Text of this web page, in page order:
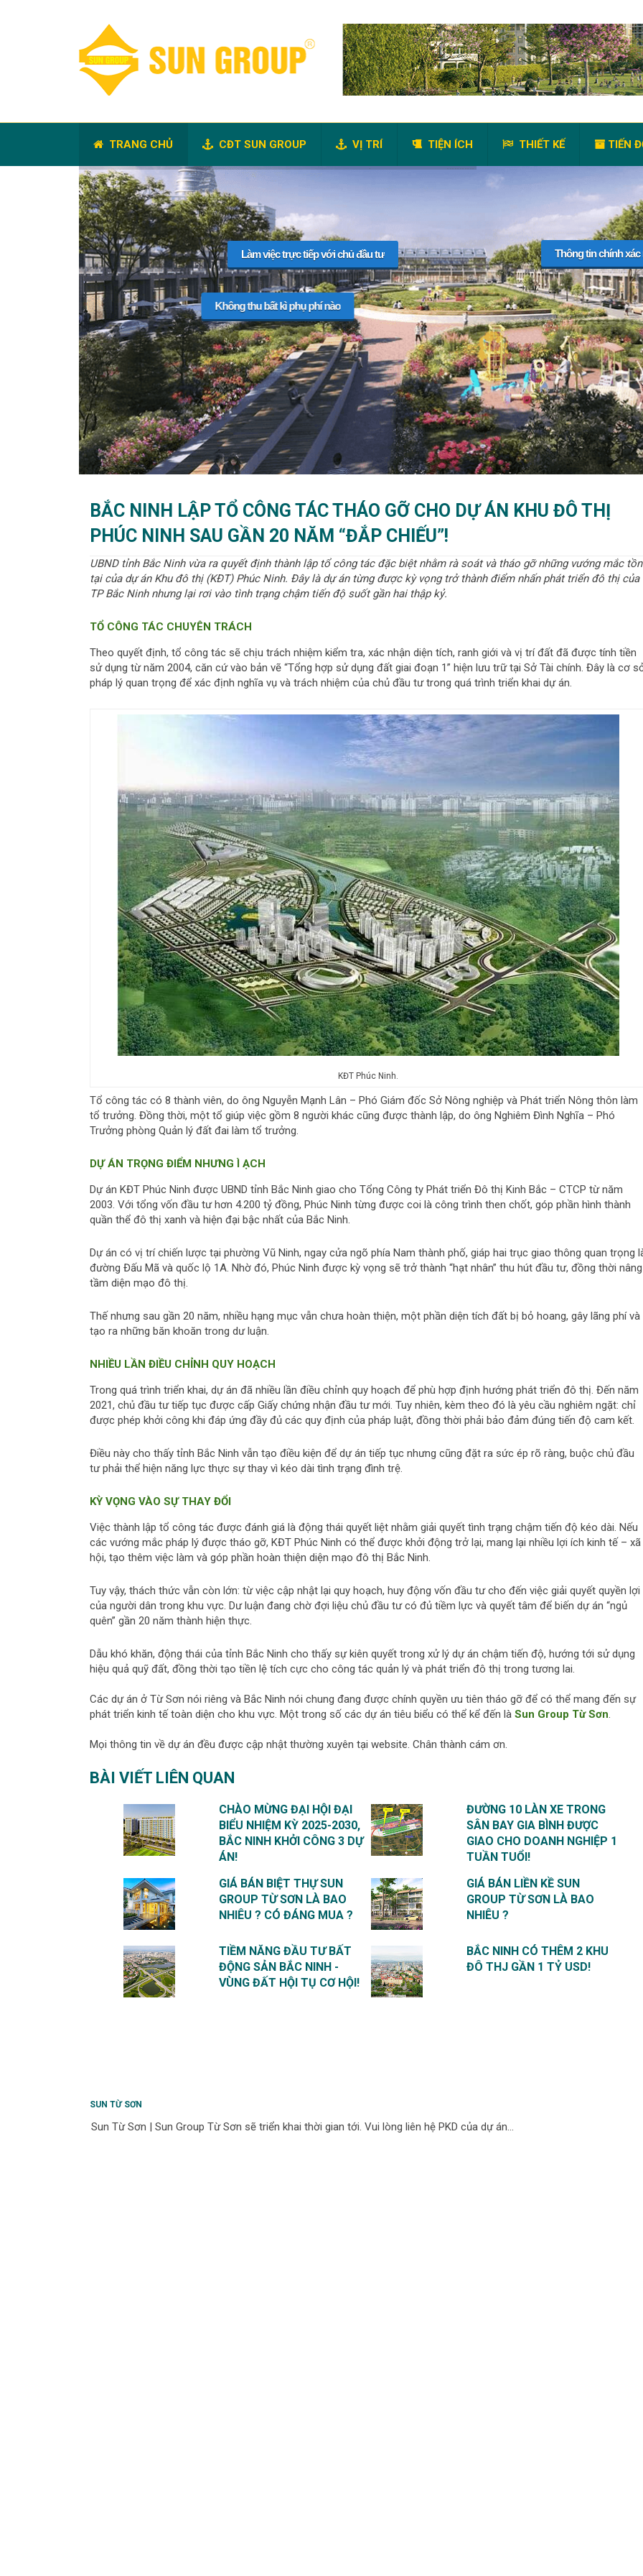
TRANG CHỦ CĐT SUN GROUP VỊ TRÍ TIỆN ÍCH THIẾT KẾ TIẾN
Làm việc trực tiếp với chủ đầu tư Thông tin chính xác
Không thu bất kì phụ phí nào
BẮC NINH LẬP TỔ CÔNG TÁC THÁO GỠ CHO DỰ ÁN KHU ĐÔ THỊ
PHÚC NINH SAU GẦN 20 NĂM “ĐẮP CHIẾU”!
UBND tỉnh Bắc Ninh vừa ra quyết định thành lập tổ công tác đặc biệt nhằm rà soát và tháo gỡ những vướng mắc tồn
tại của dự án Khu đô thị (KĐT) Phúc Ninh. Đây là dự án từng được kỳ vọng trở thành điểm nhấn phát triển đô thị của
TP Bắc Ninh nhưng lại rơi vào tình trạng chậm tiến độ suốt gần hai thập kỷ.
TỔ CÔNG TÁC CHUYÊN TRÁCH
Theo quyết định, tổ công tác sẽ chịu trách nhiệm kiểm tra, xác nhận diện tích, ranh giới và vị trí đất đã được tính tiền
sử dụng từ năm 2004, căn cứ vào bản vẽ “Tổng hợp sử dụng đất giai đoạn 1” hiện lưu trữ tại Sở Tài chính. Đây là cơ
pháp lý quan trọng để xác định nghĩa vụ và trách nhiệm của chủ đầu tư trong quá trình triển khai dự án.
KĐT Phúc Ninh.
Tổ công tác có 8 thành viên, do ông Nguyễn Mạnh Lân – Phó Giám đốc Sở Nông nghiệp và Phát triển Nông thôn làm
tổ trưởng. Đồng thời, một tổ giúp việc gồm 8 người khác cũng được thành lập, do ông Nghiêm Đình Nghĩa – Phó
Trưởng phòng Quản lý đất đai làm tổ trưởng.
DỰ ÁN TRỌNG ĐIỂM NHƯNG Ì ẠCH
Dự án KĐT Phúc Ninh được UBND tỉnh Bắc Ninh giao cho Tổng Công ty Phát triển Đô thị Kinh Bắc – CTCP từ năm
2003. Với tổng vốn đầu tư hơn 4.200 tỷ đồng, Phúc Ninh từng được coi là công trình then chốt, góp phần hình thành
quần thể đô thị xanh và hiện đại bậc nhất của Bắc Ninh.
Dự án có vị trí chiến lược tại phường Vũ Ninh, ngay cửa ngõ phía Nam thành phố, giáp hai trục giao thông quan trọng
đường Đấu Mã và quốc lộ 1A. Nhờ đó, Phúc Ninh được kỳ vọng sẽ trở thành “hạt nhân” thu hút đầu tư, đồng thời nâng
tầm diện mạo đô thị.
Thế nhưng sau gần 20 năm, nhiều hạng mục vẫn chưa hoàn thiện, một phần diện tích đất bị bỏ hoang, gây lãng phí và
tạo ra những băn khoăn trong dư luận.
NHIỀU LẦN ĐIỀU CHỈNH QUY HOẠCH
Trong quá trình triển khai, dự án đã nhiều lần điều chỉnh quy hoạch để phù hợp định hướng phát triển đô thị. Đến năm
2021, chủ đầu tư tiếp tục được cấp Giấy chứng nhận đầu tư mới. Tuy nhiên, kèm theo đó là yêu cầu nghiêm ngặt: chỉ
được phép khởi công khi đáp ứng đầy đủ các quy định của pháp luật, đồng thời phải bảo đảm đúng tiến độ cam kết.
Điều này cho thấy tỉnh Bắc Ninh vẫn tạo điều kiện để dự án tiếp tục nhưng cũng đặt ra sức ép rõ ràng, buộc chủ đầu
tư phải thể hiện năng lực thực sự thay vì kéo dài tình trạng đình trệ.
KỲ VỌNG VÀO SỰ THAY ĐỔI
Việc thành lập tổ công tác được đánh giá là động thái quyết liệt nhằm giải quyết tình trạng chậm tiến độ kéo dài. Nếu
các vướng mắc pháp lý được tháo gỡ, KĐT Phúc Ninh có thể được khởi động trở lại, mang lại nhiều lợi ích kinh tế – xã
hội, tạo thêm việc làm và góp phần hoàn thiện diện mạo đô thị Bắc Ninh.
Tuy vậy, thách thức vẫn còn lớn: từ việc cập nhật lại quy hoạch, huy động vốn đầu tư cho đến việc giải quyết quyền lợi
của người dân trong khu vực. Dư luận đang chờ đợi liệu chủ đầu tư có đủ tiềm lực và quyết tâm để biến dự án “ngủ
quên” gần 20 năm thành hiện thực.
Dẫu khó khăn, động thái của tỉnh Bắc Ninh cho thấy sự kiên quyết trong xử lý dự án chậm tiến độ, hướng tới sử dụng
hiệu quả quỹ đất, đồng thời tạo tiền lệ tích cực cho công tác quản lý và phát triển đô thị trong tương lai.
Các dự án ở Từ Sơn nói riêng và Bắc Ninh nói chung đang được chính quyền ưu tiên tháo gỡ để có thể mang đến sự
phát triển kinh tế toàn diện cho khu vực. Một trong số các dự án tiêu biểu có thể kể đến là Sun Group Từ Sơn
Mọi thông tin về dự án đều được cập nhật thường xuyên tại website. Chân thành cám ơn.
BÀI VIẾT LIÊN QUAN
CHÀO MỪNG ĐẠI HỘI ĐẠI
BIỂU NHIỆM KỲ 2025-2030,
BẮC NINH KHỞI CÔNG 3 DỰ
ÁN!
ĐƯỜNG 10 LÀN XE TRONG
SÂN BAY GIA BÌNH ĐƯỢC
GIAO CHO DOANH NGHIỆP 1
TUẦN TUỔI!
GIÁ BÁN BIỆT THỰ SUN
GROUP TỪ SƠN LÀ BAO
NHIÊU ? CÓ ĐÁNG MUA ?
GIÁ BÁN LIỀN KỀ SUN
GROUP TỪ SƠN LÀ BAO
NHIÊU ?
TIỀM NĂNG ĐẦU TƯ BẤT
ĐỘNG SẢN BẮC NINH -
VÙNG ĐẤT HỘI TỤ CƠ HỘI!
BẮC NINH CÓ THÊM 2 KHU
ĐÔ THJ GẦN 1 TỶ USD!
SUN TỪ SƠN
Sun Từ Sơn | Sun Group Từ Sơn sẽ triển khai thời gian tới. Vui lòng liên hệ PKD của dự án...